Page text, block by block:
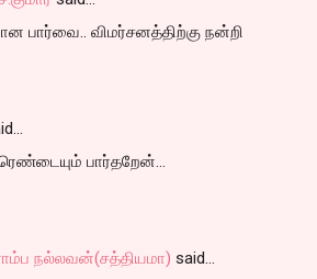
பார்வை.. விமர்சனத்திற்கு நன்றி
பார்தறேன்...
நல்லவன்(சத்தியமா) said…